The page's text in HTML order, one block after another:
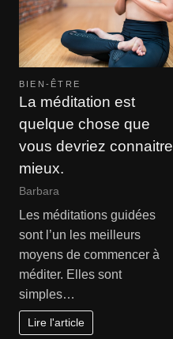
BIEN-ÊTRE
La méditation est
quelque chose que
vous devriez connaitre
mieux.
Barbara
Les méditations guidées
sont l’un les meilleurs
moyens de commencer à
méditer. Elles sont
simples…
Lire l'article